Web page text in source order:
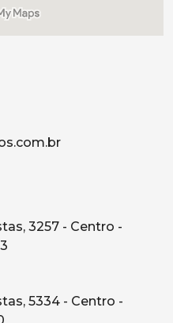
3257 - Centro -
5334 - Centro -